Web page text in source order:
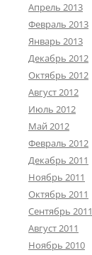
Апрель 2013
Февраль 2013
Январь 2013
Декабрь 2012
Октябрь 2012
Август 2012
Июль 2012
Май 2012
Февраль 2012
Декабрь 2011
Ноябрь 2011
Октябрь 2011
Сентябрь 2011
Август 2011
Ноябрь 2010